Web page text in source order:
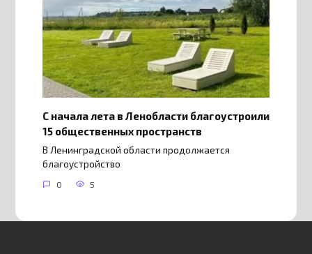
С начала лета в Ленобласти благоустроили
15 общественных пространств
В Ленинградской области продолжается
благоустройство
0 5